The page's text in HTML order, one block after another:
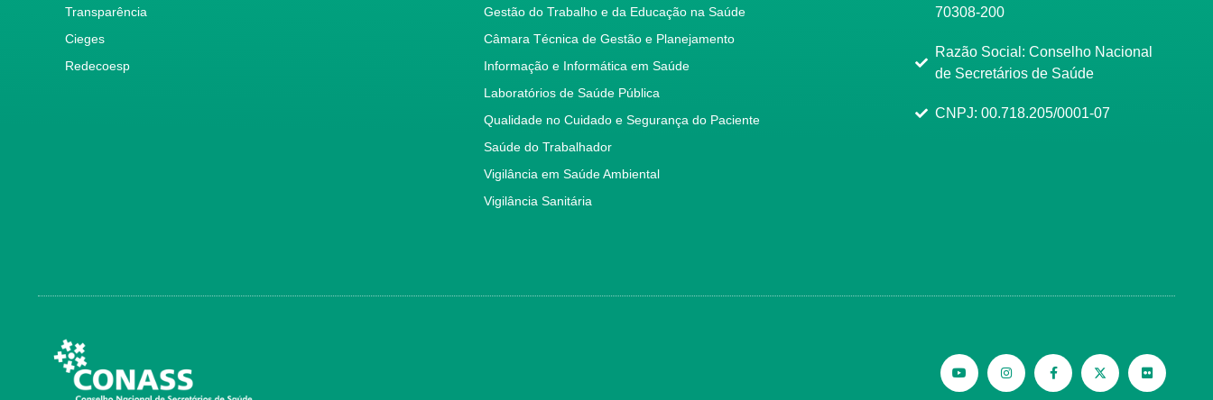
Transparência
Cieges
Redecoesp
Gestão do Trabalho e da Educação na Saúde
Câmara Técnica de Gestão e Planejamento
Informação e Informática em Saúde
Laboratórios de Saúde Pública
Qualidade no Cuidado e Segurança do Paciente
Saúde do Trabalhador
Vigilância em Saúde Ambiental
Vigilância Sanitária
70308-200
Razão Social: Conselho Nacional
de Secretários de Saúde
CNPJ: 00.718.205/0001-07